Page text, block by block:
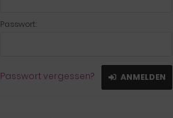
Passwort:
Passwort vergessen? ANMELDEN